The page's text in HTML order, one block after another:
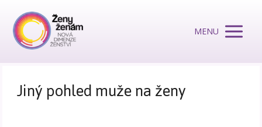
MENU
Jiný pohled muže na ženy